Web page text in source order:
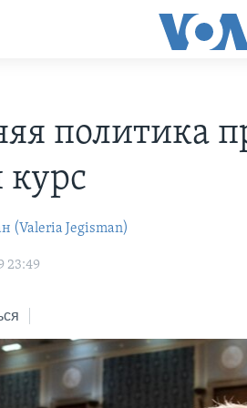
политика
(Valeria Jegisman)
23:49